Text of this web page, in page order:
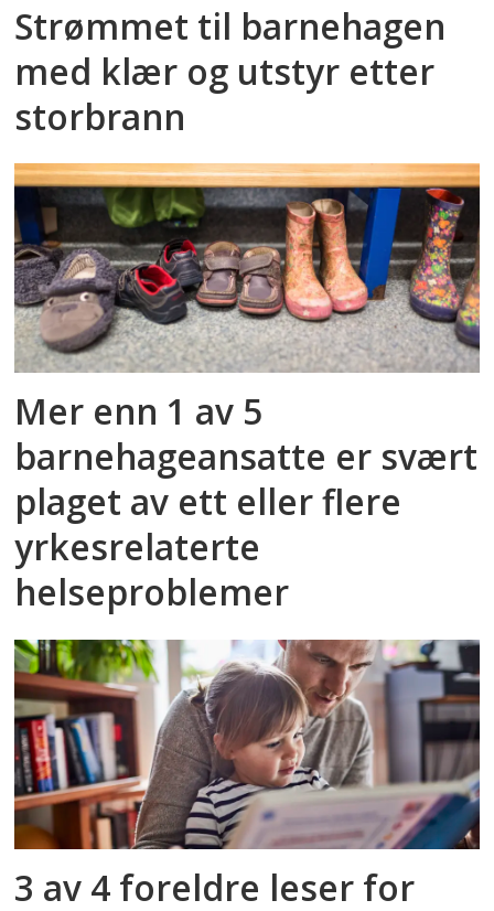
Strømmet til barnehagen
med klær og utstyr etter
storbrann
Mer enn 1 av 5
barnehageansatte er svært
plaget av ett eller flere
yrkesrelaterte
helseproblemer
3 av 4 foreldre leser for